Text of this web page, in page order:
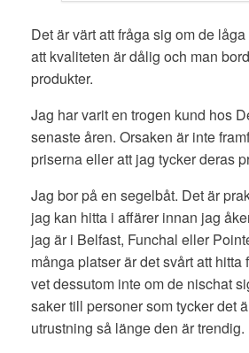
Det är värt att fråga sig om de
att kvaliteten är dålig och man
produkter.
Jag har varit en trogen kund hos
senaste åren. Orsaken är inte
priserna eller att jag tycker deras
Jag bor på en segelbåt. Det är
jag kan hitta i affärer innan jag
jag är i Belfast, Funchal eller
många platser är det svårt att hitta
vet dessutom inte om de nischat
saker till personer som tycker det
utrustning så länge den är trendig.